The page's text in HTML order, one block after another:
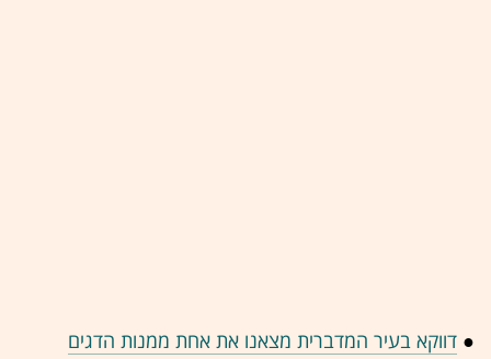
● דווקא בעיר המדברית מצאנו את אחת ממנות הדגים